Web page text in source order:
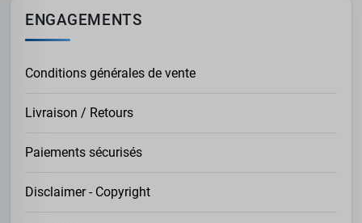
ENGAGEMENTS
Conditions générales de vente
Livraison / Retours
Paiements sécurisés
Disclaimer - Copyright